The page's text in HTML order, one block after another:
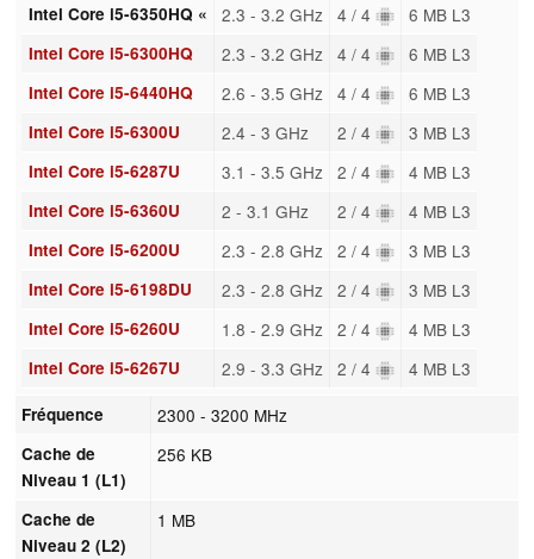
Intel Core i5-6350HQ « 2.3 - 3.2 GHz 4 / 4 6 MB L3
Intel Core i5-6300HQ 2.3 - 3.2 GHz 4 / 4 6 MB L3
Intel Core i5-6440HQ 2.6 - 3.5 GHz 4 / 4 6 MB L3
Intel Core i5-6300U 2.4 - 3 GHz 2 / 4 3 MB L3
Intel Core i5-6287U 3.1 - 3.5 GHz 2 / 4 4 MB L3
Intel Core i5-6360U 2 - 3.1 GHz 2 / 4 4 MB L3
Intel Core i5-6200U 2.3 - 2.8 GHz 2 / 4 3 MB L3
Intel Core i5-6198DU 2.3 - 2.8 GHz 2 / 4 3 MB L3
Intel Core i5-6260U 1.8 - 2.9 GHz 2 / 4 4 MB L3
Intel Core i5-6267U 2.9 - 3.3 GHz 2 / 4 4 MB L3
Fréquence 2300 - 3200 MHz
Cache de
Niveau 1 (L1)
256 KB
Cache de
Niveau 2 (L2)
1 MB